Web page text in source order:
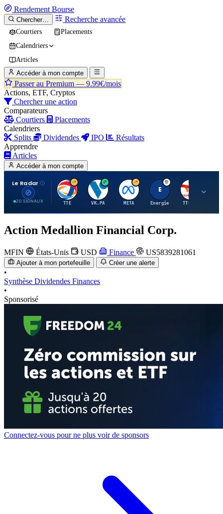
Rendement Bourse
Chercher… Recherche avancée
Courtiers
Placements
Calendriers
Articles
Accéder à mon compte
Passer au Premium — 9.99€/mois
Actions, ETF, Cryptos
Chercher une action
Comparateurs
Courtiers
Placements
Calendriers
Splits
Dividendes IPO
Résultats
Apprendre
Articles
Accéder à mon compte
Le Radar
20 SIGNAUX
T
TTE
V
VK.PA
M
META
E
Energie
T
TTE.PA
Action Medallion Financial Corp.
MFIN États-Unis USD Finance US5839281061
Ajouter à mon portefeuille Créer une alerte
•
Synthèse Dividendes Finances
•
Sponsorisé
Connectez-vous pour ne plus voir de sponsors